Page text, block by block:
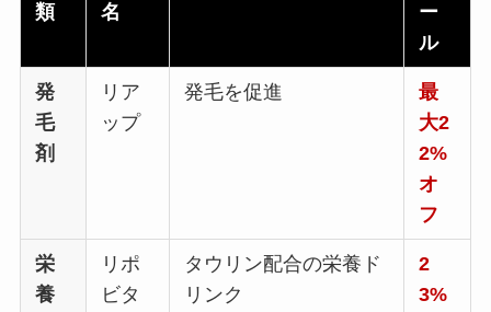
類
名
ー
ル
発
毛
剤
リア
ップ
発毛を促進
最
大2
2%
オ
フ
栄
養
リポ
ビタ
タウリン配合の栄養ド
リンク
2
3%